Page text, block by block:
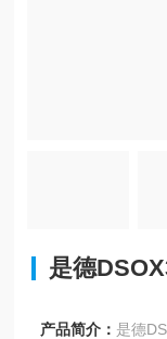
是德
产品简介： 是德